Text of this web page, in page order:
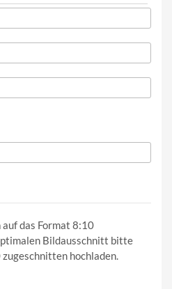
das Format 8:10
Bildausschnitt bitte
hochladen.